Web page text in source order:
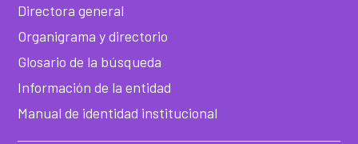
Directora general
Organigrama y directorio
Glosario de la búsqueda
Información de la entidad
Manual de identidad institucional